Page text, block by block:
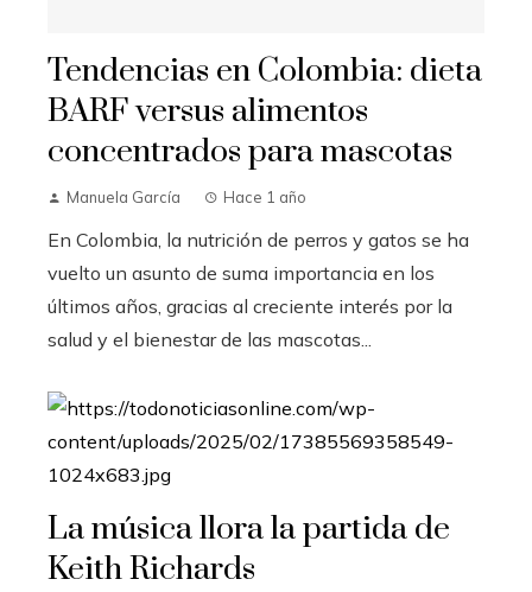
Tendencias en Colombia: dieta
BARF versus alimentos
concentrados para mascotas
Manuela García Hace 1 año
En Colombia, la nutrición de perros y gatos se ha
vuelto un asunto de suma importancia en los
últimos años, gracias al creciente interés por la
salud y el bienestar de las mascotas...
La música llora la partida de
Keith Richards